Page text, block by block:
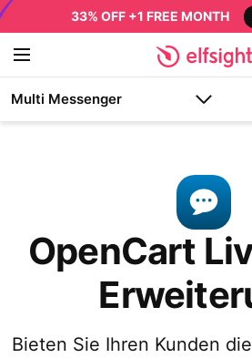
33% OFF +1 FREE MONTH
Multi Messenger
OpenCart
Bieten Sie Ihren Kunden